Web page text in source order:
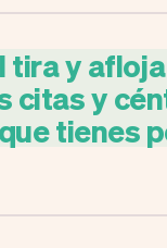
tiray afloja
citasy
quetienes